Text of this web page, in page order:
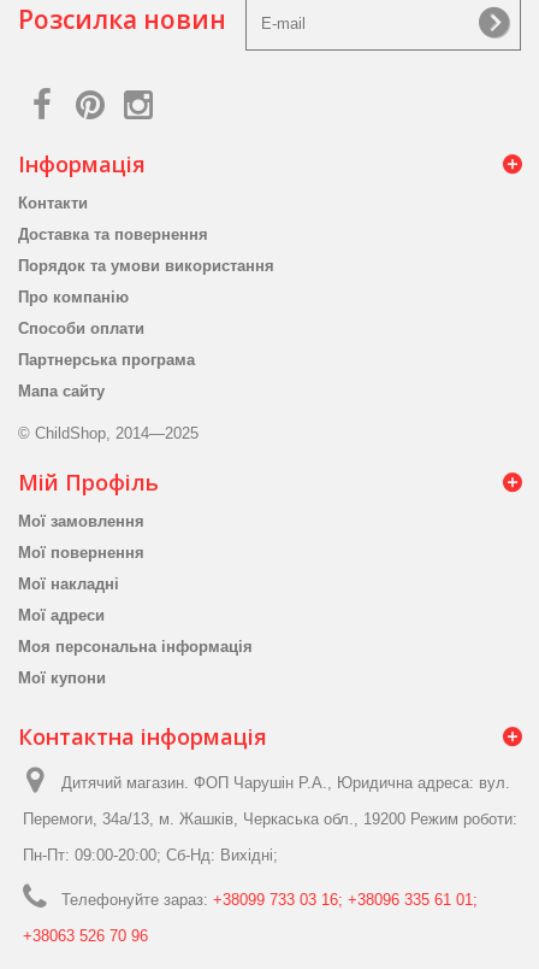
Розсилка новин
Інформація
Контакти
Доставка та повернення
Порядок та умови використання
Про компанію
Способи оплати
Партнерська програма
Мапа сайту
© ChildShop, 2014—2025
Мій Профіль
Мої замовлення
Мої повернення
Мої накладні
Мої адреси
Моя персональна інформація
Мої купони
Контактна інформація
Дитячий магазин. ФОП Чарушін Р.А., Юридична адреса: вул.
Перемоги, 34а/13, м. Жашків, Черкаська обл., 19200 Режим роботи:
Пн-Пт: 09:00-20:00; Сб-Нд: Вихідні;
Телефонуйте зараз: +38099 733 03 16; +38096 335 61 01;
+38063 526 70 96